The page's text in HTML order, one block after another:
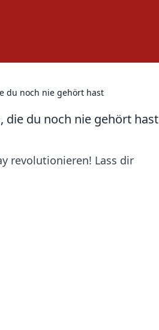
du noch nie gehört hast
die du noch nie gehört hast
revolutionieren! Lass dir